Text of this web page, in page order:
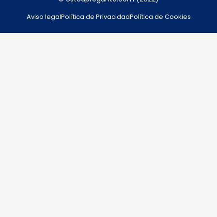
Aviso legalPolítica de PrivacidadPolítica de Cookies